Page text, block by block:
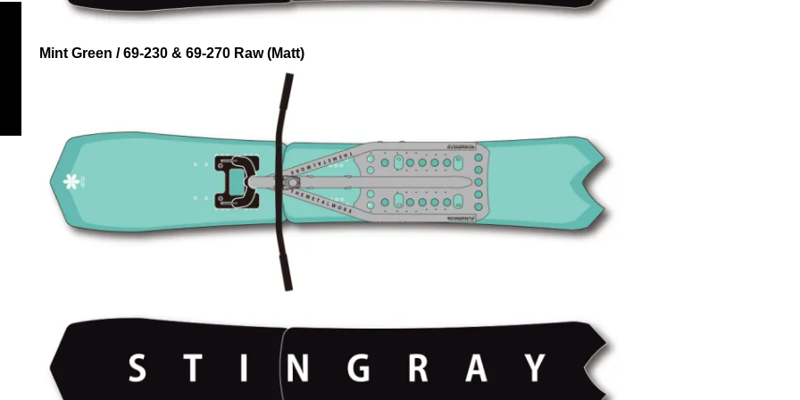
Mint Green / 69-230 & 69-270 Raw (Matt)